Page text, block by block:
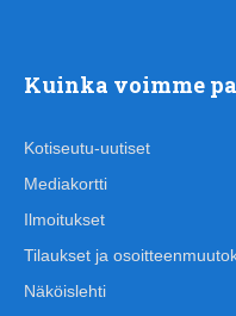
Kuinka voimme
Kotiseutu-uutiset
Mediakortti
Ilmoitukset
Tilaukset ja
Näköislehti